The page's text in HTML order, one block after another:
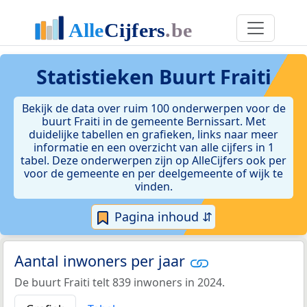
Statistieken Buurt Fraiti
Bekijk de data over ruim 100 onderwerpen voor de
buurt Fraiti in de gemeente Bernissart. Met
duidelijke tabellen en grafieken, links naar meer
informatie en een overzicht van alle cijfers in 1
tabel. Deze onderwerpen zijn op AlleCijfers ook per
voor de gemeente en per deelgemeente of wijk te
vinden.
Pagina inhoud ⇵
Aantal inwoners per jaar
De buurt Fraiti telt 839 inwoners in 2024.